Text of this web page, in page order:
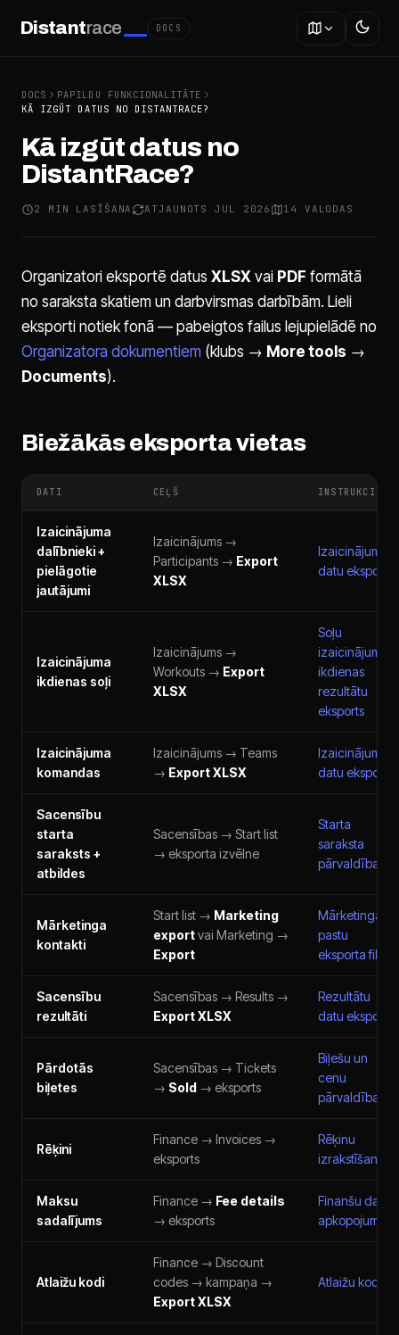
Distantrace DOCS
DOCS
PAPILDU FUNKCIONALITĀTE
KĀ IZGŪT DATUS NO DISTANTRACE?
Kā izgūt datus no
DistantRace?
2 MIN LASĪŠANA ATJAUNOTS JUL 2026 14 VALODAS
Organizatori eksportē datus XLSX vai PDF formātā
no saraksta skatiem un darbvirsmas darbībām. Lieli
eksporti notiek fonā — pabeigtos failus lejupielādē no
Organizatora dokumentiem (klubs → More tools →
Documents).
Biežākās eksporta vietas
DATI CEĻŠ INSTRUKCIJA
Izaicinājuma
dalībnieki +
pielāgotie
jautājumi
Izaicinājums →
Participants → Export
XLSX
Izaicinājuma
datu eksports
Izaicinājuma
ikdienas soļi
Izaicinājums →
Workouts → Export
XLSX
Soļu
izaicinājuma
ikdienas
rezultātu
eksports
Izaicinājuma
komandas
Izaicinājums → Teams
→ Export XLSX
Izaicinājuma
datu eksports
Sacensību
starta
saraksts +
atbildes
Sacensības → Start list
→ eksporta izvēlne
Starta
saraksta
pārvaldība
Mārketinga
kontakti
Start list → Marketing
exportvai Marketing →
Export
Mārketinga e-
pastu
eksporta filtri
Sacensību
rezultāti
Sacensības → Results →
Export XLSX
Rezultātu
datu eksports
Pārdotās
biļetes
Sacensības → Tickets
→ Sold → eksports
Biļešu un
cenu
pārvaldība
Rēķini
Finance → Invoices →
eksports
Rēķinu
izrakstīšana
Maksu
sadalījums
Finance → Fee details
→ eksports
Finanšu datu
apkopojums
Atlaižu kodi
Finance → Discount
codes → kampaņa →
Export XLSX
Atlaižu kodi